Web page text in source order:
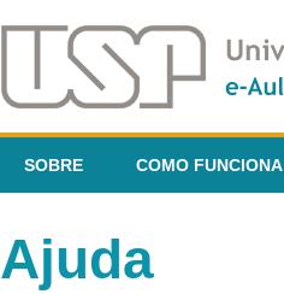
SOBRE COMO FUNCIONA
Ajuda